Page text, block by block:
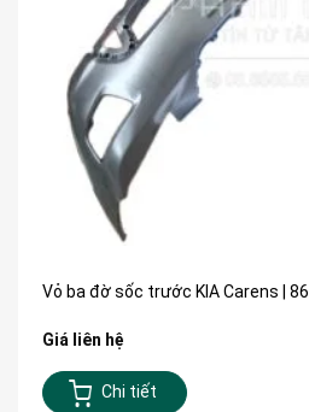
Vỏ ba đờ sốc trước KIA Carens |
Giá liên hệ
Chi tiết